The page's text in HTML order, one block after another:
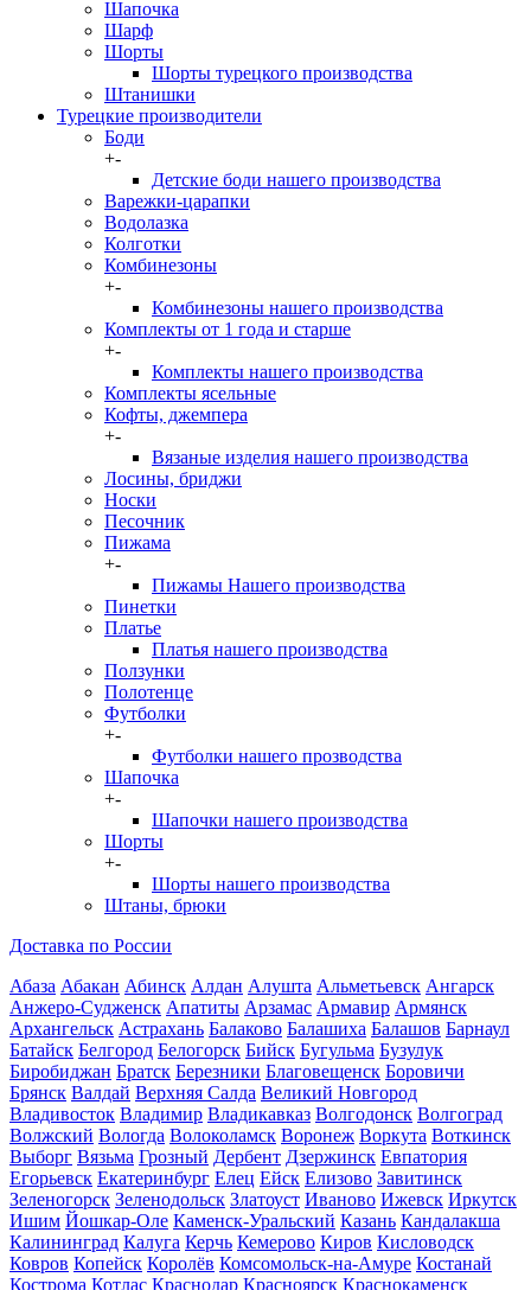
Шапочка
Шарф
Шорты
Шорты турецкого производства
Штанишки
Турецкие производители
Боди
+-
Детские боди нашего производства
Варежки-царапки
Водолазка
Колготки
Комбинезоны
+-
Комбинезоны нашего производства
Комплекты от 1 года и старше
+-
Комплекты нашего производства
Комплекты ясельные
Кофты, джемпера
+-
Вязаные изделия нашего производства
Лосины, бриджи
Носки
Песочник
Пижама
+-
Пижамы Нашего производства
Пинетки
Платье
Платья нашего производства
Ползунки
Полотенце
Футболки
+-
Футболки нашего прозводства
Шапочка
+-
Шапочки нашего производства
Шорты
+-
Шорты нашего производства
Штаны, брюки
Доставка по России
Абаза Абакан Абинск Алдан Алушта Альметьевск Ангарск
Анжеро-Судженск Апатиты Арзамас Армавир Армянск
Архангельск Астрахань Балаково Балашиха Балашов Барнаул
Батайск Белгород Белогорск Бийск Бугульма Бузулук
Биробиджан Братск Березники Благовещенск Боровичи
Брянск Валдай Верхняя Салда Великий Новгород
Владивосток Владимир Владикавказ Волгодонск Волгоград
Волжский Вологда Волоколамск Воронеж Воркута Воткинск
Выборг Вязьма Грозный Дербент Дзержинск Евпатория
Егорьевск Екатеринбург Елец Ейск Елизово Завитинск
Зеленогорск Зеленодольск Златоуст Иваново Ижевск Иркутск
Ишим Йошкар-Оле Каменск-Уральский Казань Кандалакша
Калининград Калуга Керчь Кемерово Киров Кисловодск
Ковров Копейск Королёв Комсомольск-на-Амуре Костанай
Кострома Котлас Краснодар Красноярск Краснокаменск